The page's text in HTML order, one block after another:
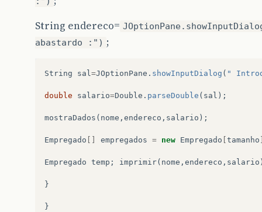
String endereco=
abastardo :") ;
String sal=JOptionPane . showInputDialog ( "
double salario=Double . parseDouble ( sal );
mostraDados ( nome , endereco , salario );
Empregado empregados = new Empregado tamanho
Empregado temp ; imprimir( nome , endereco , salario
}
}